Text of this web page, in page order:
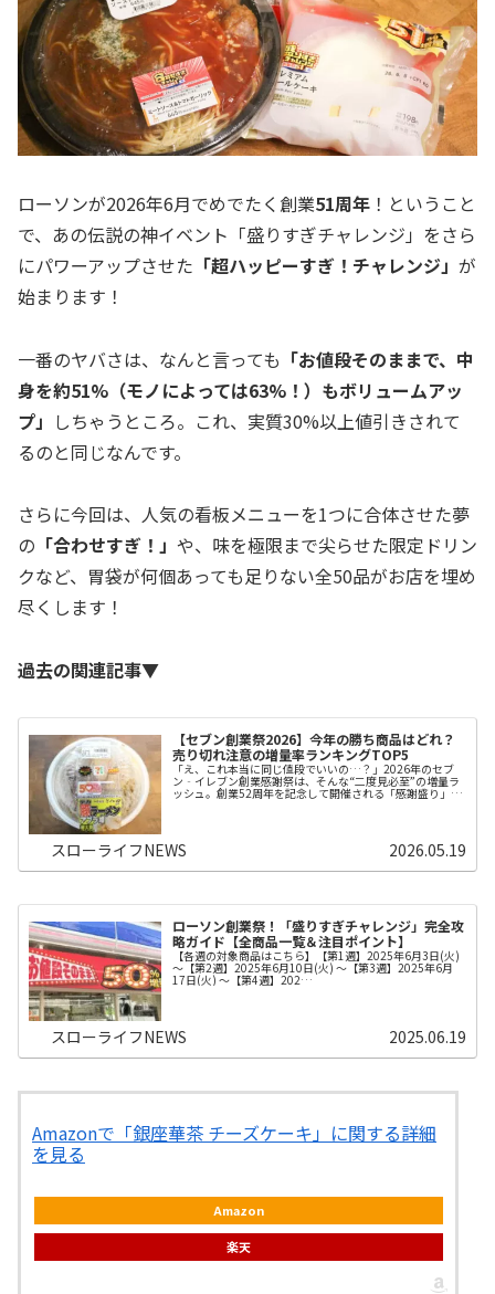
ローソンが2026年6月でめでたく創業51周年 ！ということ
で、あの伝説の神イベント「盛りすぎチャレンジ」をさら
にパワーアップさせた 「超ハッピーすぎ！チャレンジ」 が
始まります！
一番のヤバさは、なんと言っても 「お値段そのままで、中
身を約51%（モノによっては63%！）もボリュームアッ
プ」 しちゃうところ。これ、実質30%以上値引きされて
るのと同じなんです。
さらに今回は、人気の看板メニューを1つに合体させた夢
の 「合わせすぎ！」 や、味を極限まで尖らせた限定ドリン
クなど、胃袋が何個あっても足りない全50品がお店を埋め
尽くします！
過去の関連記事▼
【セブン創業祭2026】今年の勝ち商品はどれ？
売り切れ注意の増量率ランキングTOP5
「え、これ本当に同じ値段でいいの…？」2026年のセブ
ン‐イレブン創業感謝祭は、そんな“二度見必至”の増量ラ
ッシュ。創業52周年を記念して開催される「感謝盛り」…
スローライフNEWS 2026.05.19
ローソン創業祭！「盛りすぎチャレンジ」完全攻
略ガイド【全商品一覧＆注目ポイント】
【各週の対象商品はこちら】【第1週】2025年6月3日(火)
～【第2週】2025年6月10日(火) ～【第3週】2025年6月
17日(火) ～【第4週】202…
スローライフNEWS 2025.06.19
Amazonで「銀座華茶 チーズケーキ」に関する詳細
を見る
Amazon
楽天